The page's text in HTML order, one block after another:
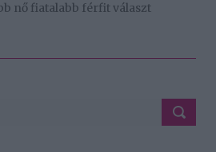
nő fiatalabb férfit választ